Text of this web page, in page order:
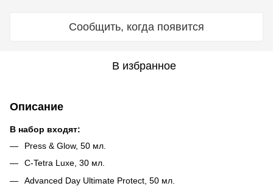
Сообщить, когда появится
В избранное
Описание
В набор входят:
Press & Glow, 50 мл.
C-Tetra Luxe, 30 мл.
Advanced Day Ultimate Protect, 50 мл.